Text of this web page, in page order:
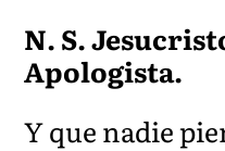
N. S.
Apologista.
Y que nadie